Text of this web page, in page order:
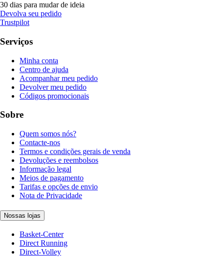
30 dias para mudar de ideia
Devolva seu pedido
Trustpilot
Serviços
Minha conta
Centro de ajuda
Acompanhar meu pedido
Devolver meu pedido
Códigos promocionais
Sobre
Quem somos nós?
Contacte-nos
Termos e condições gerais de venda
Devoluções e reembolsos
Informação legal
Meios de pagamento
Tarifas e opções de envio
Nota de Privacidade
Nossas lojas
Basket-Center
Direct Running
Direct-Volley